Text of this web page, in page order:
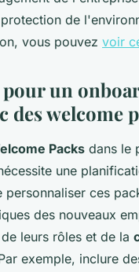
de
vous pouvez voir
pour un
des welcome
Packs dans le
une
personnaliser ces
des nouveaux
leurs rôles et de la
exemple, inclure